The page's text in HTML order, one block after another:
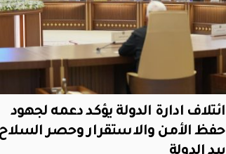
ائتلاف ادارة الدولة يؤكد دعمه لجهود
حفظ الأمن والاستقرار وحصر السلاح